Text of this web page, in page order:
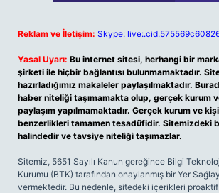
Reklam ve İletişim: Skype:
Yasal Uyarı: Bu internet sitesi, herhangi bir
şirketi ile hiçbir bağlantısı bulunmamaktadır.
hazırladığımız makaleler paylaşılmaktadır.
haber niteliği taşımamakta olup, gerçek kurum
paylaşım yapılmamaktadır. Gerçek kurum ve
benzerlikleri tamamen tesadüfidir. Sitemizdeki
halindedir ve tavsiye niteliği taşımazlar.
Sitemiz, 5651 Sayılı Kanun gereğince Bilgi
Kurumu (BTK) tarafından onaylanmış bir Yer
vermektedir. Bu nedenle, sitedeki içerikleri